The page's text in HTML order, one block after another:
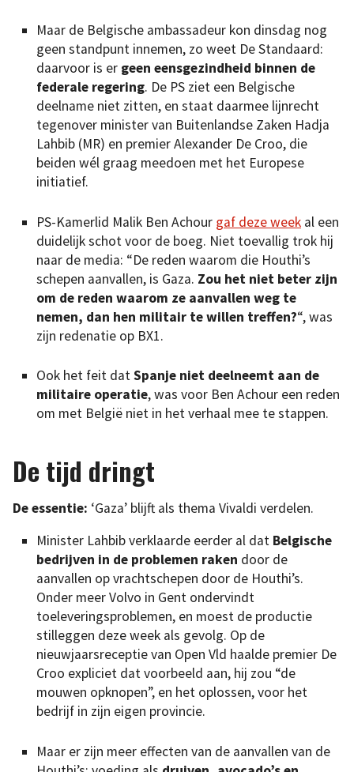
Maar de Belgische ambassadeur kon dinsdag nog
geen standpunt innemen, zo weet De Standaard:
daarvoor is er geen eensgezindheid binnen de
federale regering. De PS ziet een Belgische
deelname niet zitten, en staat daarmee lijnrecht
tegenover minister van Buitenlandse Zaken Hadja
Lahbib (MR) en premier Alexander De Croo, die
beiden wél graag meedoen met het Europese
initiatief.
PS-Kamerlid Malik Ben Achour gaf deze week al een
duidelijk schot voor de boeg. Niet toevallig trok hij
naar de media: “De reden waarom die Houthi’s
schepen aanvallen, is Gaza. Zou het niet beter zijn
om de reden waarom ze aanvallen weg te
nemen, dan hen militair te willen treffen?“, was
zijn redenatie op BX1.
Ook het feit datSpanje niet deelneemt aan de
militaire operatie, was voor Ben Achour een reden
om met België niet in het verhaal mee te stappen.
De tijd dringt
De essentie: ‘Gaza’ blijft als thema Vivaldi verdelen.
Minister Lahbib verklaarde eerder al dat Belgische
bedrijven in de problemen raken door de
aanvallen op vrachtschepen door de Houthi’s.
Onder meer Volvo in Gent ondervindt
toeleveringsproblemen, en moest de productie
stilleggen deze week als gevolg. Op de
nieuwjaarsreceptie van Open Vld haalde premier De
Croo expliciet dat voorbeeld aan, hij zou “de
mouwen opknopen”, en het oplossen, voor het
bedrijf in zijn eigen provincie.
Maar er zijn meer effecten van de aanvallen van de